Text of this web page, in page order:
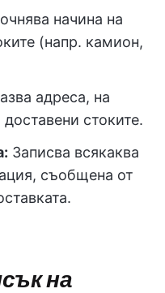
начина на
(напр. камион,
адреса, на
стоките.
Записва всякаква
съобщена от
на